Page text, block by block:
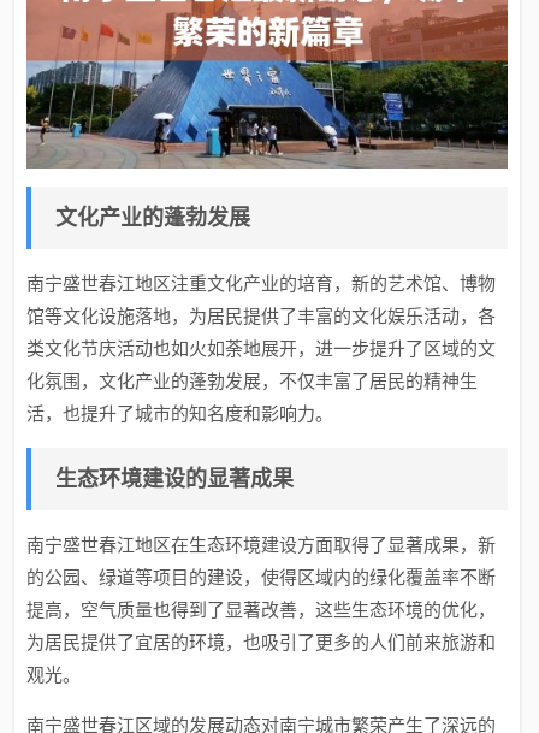
文化产业的蓬勃发展
南宁盛世春江地区注重文化产业的培育，新的艺术馆、博物
馆等文化设施落地，为居民提供了丰富的文化娱乐活动，各
类文化节庆活动也如火如荼地展开，进一步提升了区域的文
化氛围，文化产业的蓬勃发展，不仅丰富了居民的精神生
活，也提升了城市的知名度和影响力。
生态环境建设的显著成果
南宁盛世春江地区在生态环境建设方面取得了显著成果，新
的公园、绿道等项目的建设，使得区域内的绿化覆盖率不断
提高，空气质量也得到了显著改善，这些生态环境的优化，
为居民提供了宜居的环境，也吸引了更多的人们前来旅游和
观光。
南宁盛世春江区域的发展动态对南宁城市繁荣产生了深远的